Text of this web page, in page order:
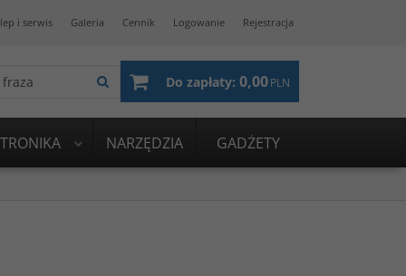
i serwis Galeria Cennik Logowanie Rejestracja
Do zapłaty: 0,00PLN
NARZĘDZIA GADŻETY